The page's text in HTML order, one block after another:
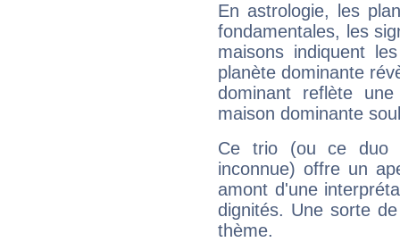
En astrologie, les
fondamentales, les
maisons indiquent
planète dominante
dominant reflète
maison dominante
Ce trio (ou ce duo
inconnue) offre un
amont d'une
dignités. Une sorte
thème.